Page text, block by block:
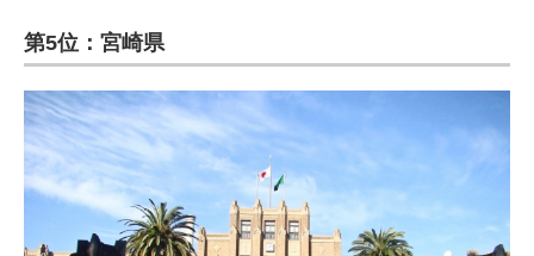
建設×テクノロジーの最前線
ちょっと気になるネットの話題
第5位：宮崎県